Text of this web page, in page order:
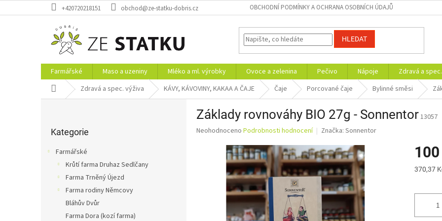
na
+420720218151 obchod@ze-statku-dobris.cz OBCHODNÍ PODMÍNKY A OCHRANA OSOBNÍCH ÚDAJŮ
HLEDAT
Farmářské Maso a uzeniny Mléko a ml. výrobky Ovoce a zelenina Pečivo Nápoje Zdravá a
Domů Zdravá a spec. výživa KÁVY, KÁVOVINY, KAKAA A ČAJE Čaje Porcované čaje Bylinné směsi
kategorie
Kategorie
Farmářské
Krůtí farma Druhaz Sedlčany
Farma Trněný Újezd
Farma rodiny Němcovy
Bláhův Dvůr
Farma Dora (kozí farma)
Základy rovnováhy BIO 27g - Sonnentor13057
Průměrné
hvězdiček.
Neohodnoceno Podrobnosti hodnocení Značka: Sonnentor
Měrná
370,37